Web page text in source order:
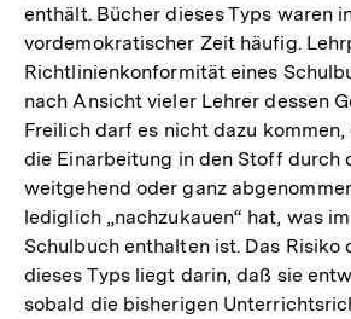
enthält. Bücher dieses Typs waren
vordemokratischer Zeit häufig.
Richtlinienkonformität eines
nach Ansicht vieler Lehrer dessen
Freilich darf es nicht dazu
die Einarbeitung in den Stoff durch
weitgehend oder ganz
lediglich „nachzukauen“ hat, was
Schulbuch enthalten ist. Das Risiko
dieses Typs liegt darin, daß sie
sobald die bisherigen